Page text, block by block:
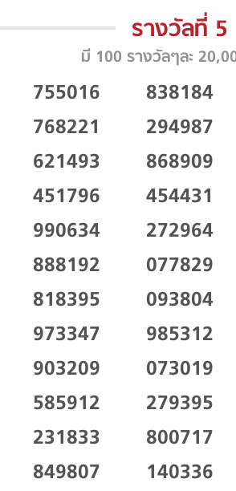
รางวัลที่ 5
มี 100 รางวัลๆละ
755016 838184
768221
294987
621493
868909
451796
454431
990634
272964
888192
077829
818395
093804
973347
985312
903209
073019
585912
279395
231833
800717
849807
140336